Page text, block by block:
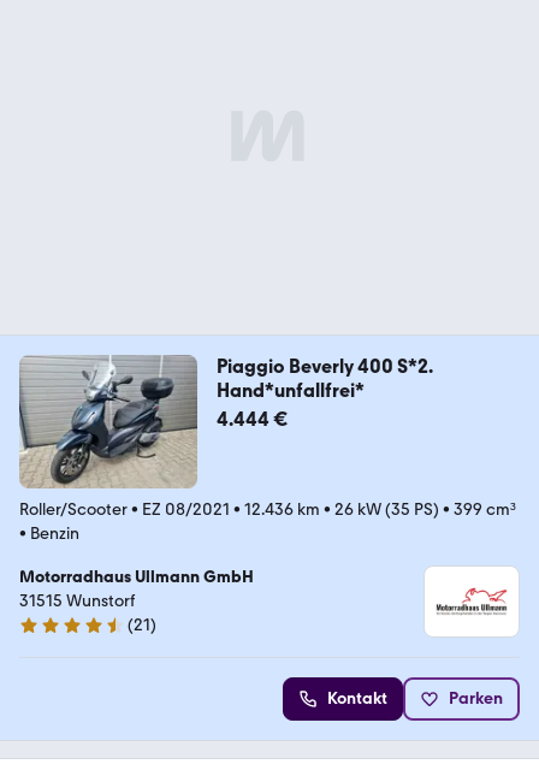
Piaggio Beverly 400 S*2.
Hand*unfallfrei*
4.444 €
Roller/Scooter• EZ 08/2021 • 12.436 km • 26 kW (35 PS) • 399 cm³
• Benzin
Motorradhaus Ullmann GmbH
31515 Wunstorf
4.5 Sterne
(21)
Kontakt Parken